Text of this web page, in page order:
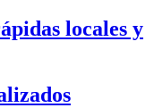
locales y